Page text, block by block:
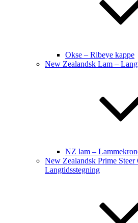
Okse – Ribeye kappe
New Zealandsk Lam –
NZ lam –
New Zealandsk Prime Steer
Langtidsstegning